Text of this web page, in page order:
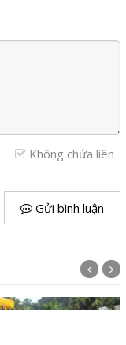
Không chứa liên
Gửi bình luận